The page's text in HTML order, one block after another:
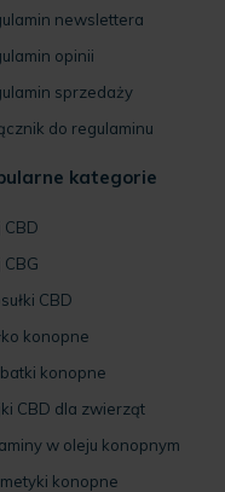
newslettera
opinii
sprzedaży
do regulaminu
kategorie
CBD
CBG
CBD
konopne
konopne
CBD dla zwierząt
w oleju konopnym
konopne